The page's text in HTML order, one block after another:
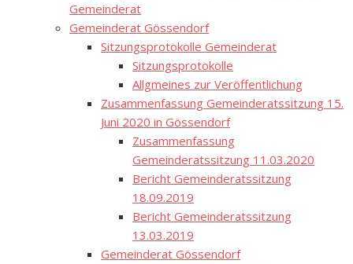
Gemeinderat
Gemeinderat Gössendorf
Sitzungsprotokolle Gemeinderat
Sitzungsprotokolle
Allgmeines zur Veröffentlichung
Zusammenfassung Gemeinderatssitzung 15.
Juni 2020 in Gössendorf
Zusammenfassung
Gemeinderatssitzung 11.03.2020
Bericht Gemeinderatssitzung
18.09.2019
Bericht Gemeinderatssitzung
13.03.2019
Gemeinderat Gössendorf